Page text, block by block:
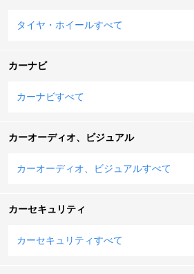
タイヤ・ホイールすべて
カーナビ
カーナビすべて
カーオーディオ、ビジュアル
カーオーディオ、ビジュアルすべて
カーセキュリティ
カーセキュリティすべて